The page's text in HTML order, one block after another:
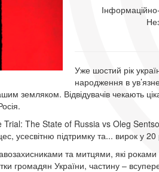
Уже шостий рік
народження в
земляком. Відвідувачів чекають
The State of Russia vs Oleg
усесвітню підтримку та... вирок у 20
та митцями, які роками
громадян України, частину –